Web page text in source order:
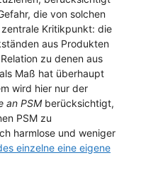
die von solchen
Kritikpunkt: die
aus Produkten
zu denen aus
Maß hat überhaupt
wird hier nur der
an PSMberücksichtigt,
PSM zu
harmlose und weniger
einzelne eine eigene